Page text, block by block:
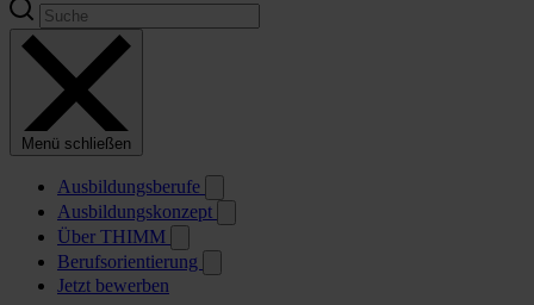
Menü schließen
Ausbildungsberufe
Ausbildungskonzept
Über THIMM
Berufsorientierung
Jetzt bewerben